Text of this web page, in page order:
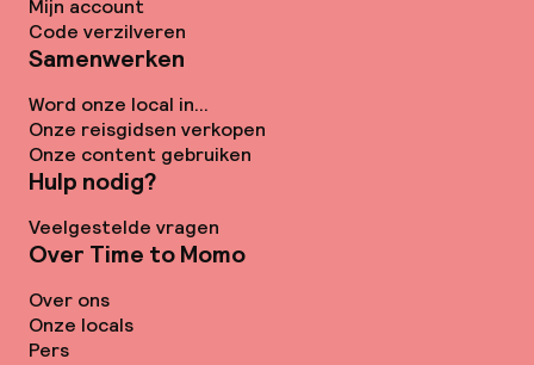
Mijn account
Code verzilveren
Samenwerken
Word onze local in...
Onze reisgidsen verkopen
Onze content gebruiken
Hulp nodig?
Veelgestelde vragen
Over Time to Momo
Over ons
Onze locals
Pers